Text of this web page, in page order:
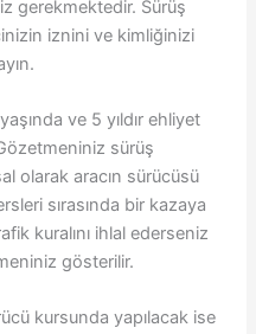
gerekmektedir. Sürüş
iznini ve kimliğinizi
ve 5 yıldır ehliyet
sürüş
olarak aracın sürücüsü
sırasında bir kazaya
kuralını ihlal ederseniz
gösterilir.
kursunda yapılacak ise